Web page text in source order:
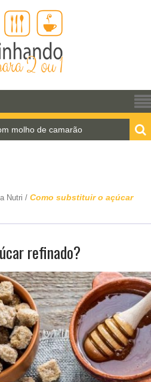
camarão
Nutri / Como substituir o açúcar
refinado?